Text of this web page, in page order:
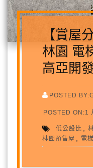
【賞屋
林園 電
高亞開
POSTED
POSTED ON:1
低公設比 ,
林園預售屋 電